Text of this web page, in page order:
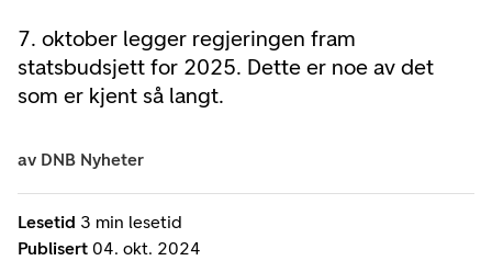
7. oktober legger regjeringen fram
statsbudsjett for 2025. Dette er noe av det
som er kjent så langt.
Lesetid 3 min lesetid
Publisert 04. okt. 2024
av DNB Nyheter